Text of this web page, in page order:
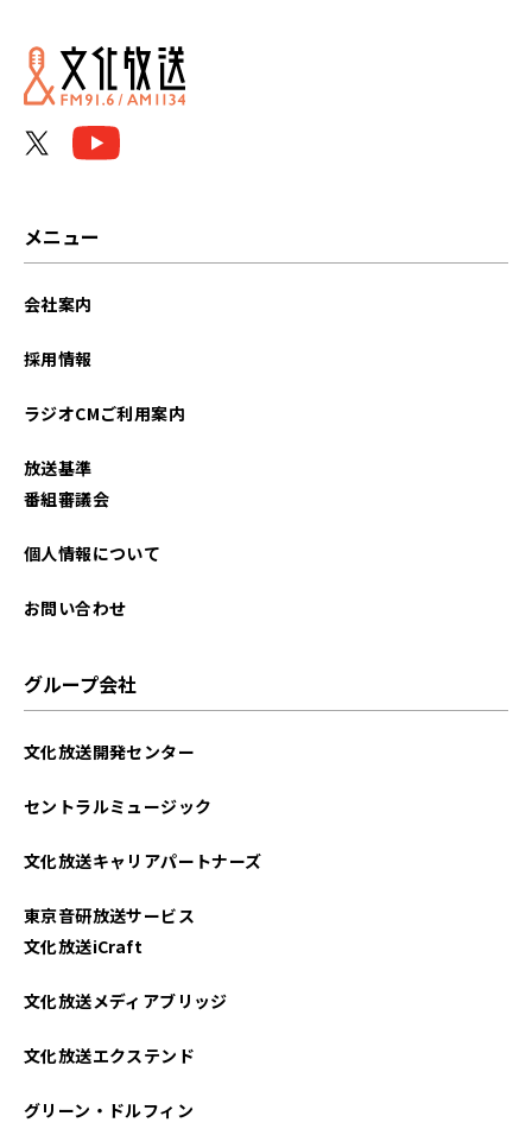
メニュー
会社案内
採用情報
ラジオCMご利用案内
放送基準
番組審議会
個人情報について
お問い合わせ
グループ会社
文化放送開発センター
セントラルミュージック
文化放送キャリアパートナーズ
東京音研放送サービス
文化放送iCraft
文化放送メディアブリッジ
文化放送エクステンド
グリーン・ドルフィン